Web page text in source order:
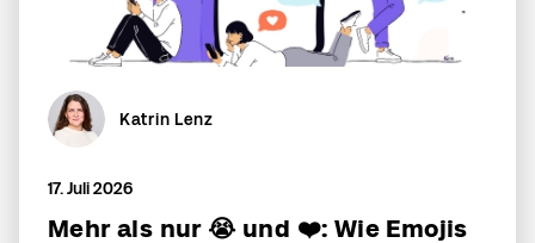
Katrin Lenz
17. Juli 2026
Mehr als nur 😭 und ❤️: Wie Emojis